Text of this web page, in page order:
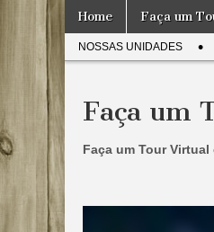
São
24
A Melhor
Equipe de
Massagem
Equipe
Gorete
Main
menu
Skip
content
Home Faça um
Sub
menu
NOSSAS UNIDADES
Faça um
Faça um Tour